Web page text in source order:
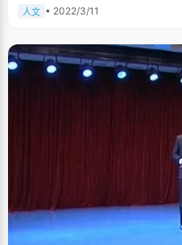
人文 • 2022/3/11